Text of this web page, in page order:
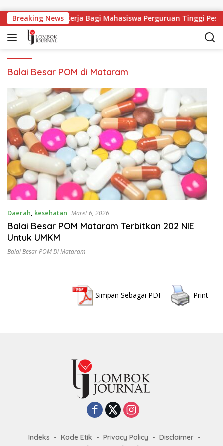
Breaking News
Lapangan Kerja Bagi Mahasiswa Perguruan Tinggi
Balai Besar POM di Mataram
Daerah, kesehatan Maret 6, 2026
Balai Besar POM Mataram Terbitkan 202 NIE
Untuk UMKM
Balai Besar POM Di Mataram
Simpan Sebagai PDF Print
Indeks Kode Etik Privacy Policy
Disclaimer